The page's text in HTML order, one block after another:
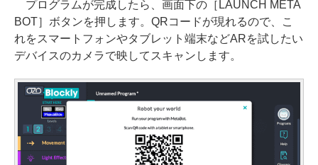
プログラムが完成したら、画面下の［LAUNCH META
BOT］ボタンを押します。QRコードが現れるので、こ
れをスマートフォンやタブレット端末などARを試したい
デバイスのカメラで映してスキャンします。